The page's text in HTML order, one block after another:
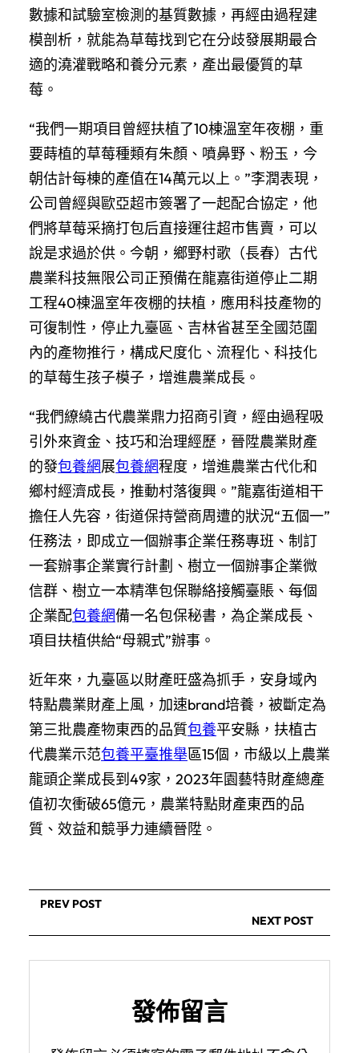
數據和試驗室檢測的基質數據，再經由過程建
模剖析，就能為草莓找到它在分歧發展期最合
適的澆灌戰略和養分元素，產出最優質的草
莓。
“我們一期項目曾經扶植了10棟溫室年夜棚，重
要蒔植的草莓種類有朱顏、噴鼻野、粉玉，今
朝估計每棟的產值在14萬元以上。”李潤表現，
公司曾經與歐亞超市簽署了一起配合協定，他
們將草莓采摘打包后直接運往超市售賣，可以
說是求過於供。今朝，鄉野村歌（長春）古代
農業科技無限公司正預備在龍嘉街道停止二期
工程40棟溫室年夜棚的扶植，應用科技產物的
可復制性，停止九臺區、吉林省甚至全國范圍
內的產物推行，構成尺度化、流程化、科技化
的草莓生孩子模子，增進農業成長。
“我們繚繞古代農業鼎力招商引資，經由過程吸
引外來資金、技巧和治理經歷，晉陞農業財產
的發包養網展包養網程度，增進農業古代化和
鄉村經濟成長，推動村落復興。”龍嘉街道相干
擔任人先容，街道保持營商周遭的狀況“五個一”
任務法，即成立一個辦事企業任務專班、制訂
一套辦事企業實行計劃、樹立一個辦事企業微
信群、樹立一本精準包保聯絡接觸臺賬、每個
企業配包養網備一名包保秘書，為企業成長、
項目扶植供給“母親式”辦事。
近年來，九臺區以財產旺盛為抓手，安身域內
特點農業財產上風，加速brand培養，被斷定為
第三批農產物東西的品質包養平安縣，扶植古
代農業示范包養平臺推舉區15個，市級以上農業
龍頭企業成長到49家，2023年園藝特財產總產
值初次衝破65億元，農業特點財產東西的品
質、效益和競爭力連續晉陞。
PREV POST
NEXT POST
發佈留言